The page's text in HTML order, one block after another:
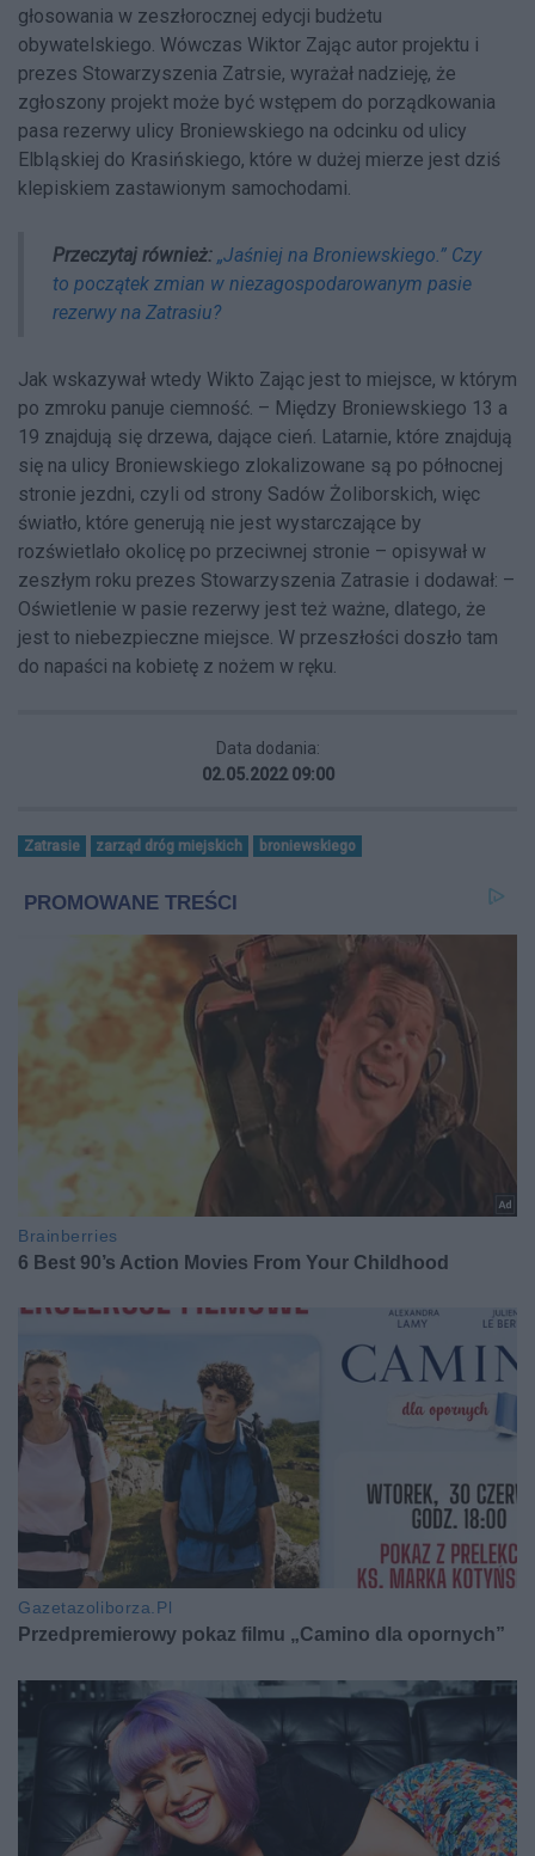
głosowania w zeszłorocznej edycji budżetu
obywatelskiego. Wówczas Wiktor Zając autor projektu i
prezes Stowarzyszenia Zatrsie, wyrażał nadzieję, że
zgłoszony projekt może być wstępem do porządkowania
pasa rezerwy ulicy Broniewskiego na odcinku od ulicy
Elbląskiej do Krasińskiego, które w dużej mierze jest dziś
klepiskiem zastawionym samochodami.
Przeczytaj również: „Jaśniej na Broniewskiego.” Czy
to początek zmian w niezagospodarowanym pasie
rezerwy na Zatrasiu?
Jak wskazywał wtedy Wikto Zając jest to miejsce, w którym
po zmroku panuje ciemność. – Między Broniewskiego 13 a
19 znajdują się drzewa, dające cień. Latarnie, które znajdują
się na ulicy Broniewskiego zlokalizowane są po północnej
stronie jezdni, czyli od strony Sadów Żoliborskich, więc
światło, które generują nie jest wystarczające by
rozświetlało okolicę po przeciwnej stronie – opisywał w
zeszłym roku prezes Stowarzyszenia Zatrasie i dodawał: –
Oświetlenie w pasie rezerwy jest też ważne, dlatego, że
jest to niebezpieczne miejsce. W przeszłości doszło tam
do napaści na kobietę z nożem w ręku.
Data dodania:
02.05.2022 09:00
Zatrasie zarząd dróg miejskich broniewskiego